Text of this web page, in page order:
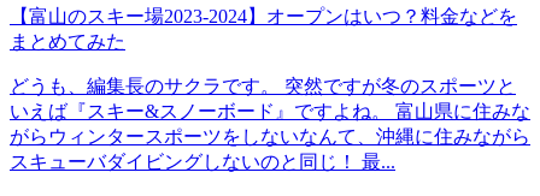
【富山のスキー場2023-2024】オープンはいつ？料金などを
まとめてみた
どうも、編集長のサクラです。 突然ですが冬のスポーツと
いえば『スキー&スノーボード』ですよね。 富山県に住みな
がらウィンタースポーツをしないなんて、沖縄に住みながら
スキューバダイビングしないのと同じ！ 最...